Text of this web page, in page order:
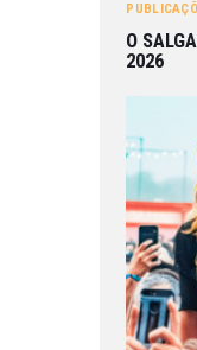
O
2026